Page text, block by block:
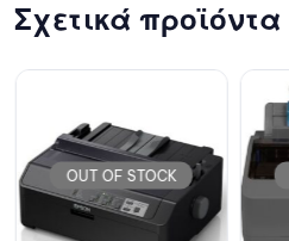
Σχετικά προϊόντα
OUT OF STOCK